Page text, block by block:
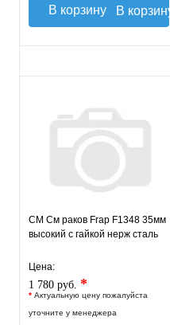
В корзину
СМ См раков Frap F1348 35мм
высокий с гайкой нерж сталь
Цена:
1 780 руб. *
* Актуальную цену пожалуйста
уточните у менеджера